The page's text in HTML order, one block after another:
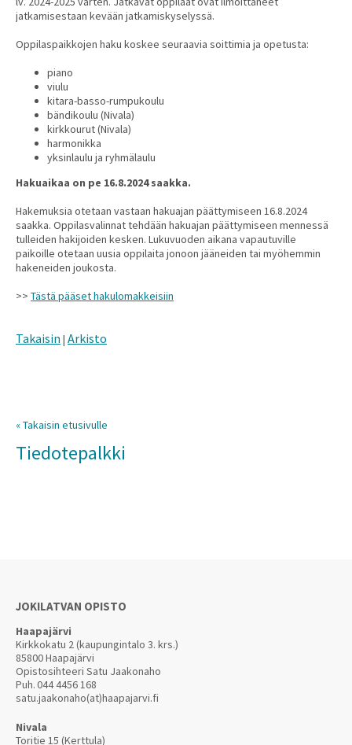
jatkamisestaan kevään jatkamiskyselyssä.
Oppilaspaikkojen haku koskee seuraavia soittimia ja opetusta:
piano
viulu
kitara-basso-rumpukoulu
bändikoulu (Nivala)
kirkkourut (Nivala)
harmonikka
yksinlaulu ja ryhmälaulu
Hakuaikaa on pe 16.8.2024 saakka.
Hakemuksia otetaan vastaan hakuajan päättymiseen 16.8.2024
saakka. Oppilasvalinnat tehdään hakuajan päättymiseen mennessä
tulleiden hakijoiden kesken. Lukuvuoden aikana vapautuville
paikoille otetaan uusia oppilaita jonoon jääneiden tai myöhemmin
hakeneiden joukosta.
>> Tästä pääset hakulomakkeisiin
Takaisin | Arkisto
« Takaisin etusivulle
Tiedotepalkki
JOKILATVAN OPISTO
Haapajärvi
Kirkkokatu 2 (kaupungintalo 3. krs.)
85800 Haapajärvi
Opistosihteeri Satu Jaakonaho
Puh.044 4456 168
satu.jaakonaho(at)haapajarvi.fi
Nivala
Toritie 15 (Kerttula)